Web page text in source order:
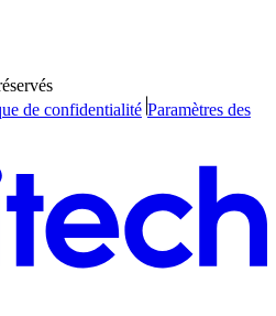
de confidentialité Paramètres des